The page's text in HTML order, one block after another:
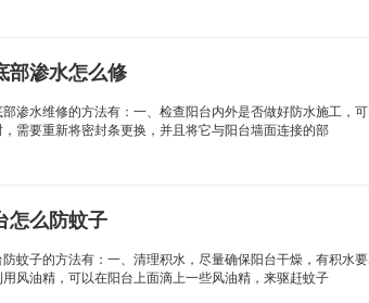
部渗水怎么修
渗水维修的方法有：一、检查阳台内外是否做好防水施工，
需要重新将密封条更换，并且将它与阳台墙面连接的部
怎么防蚊子
蚊子的方法有：一、清理积水，尽量确保阳台干燥，有积水
风油精，可以在阳台上面滴上一些风油精，来驱赶蚊子